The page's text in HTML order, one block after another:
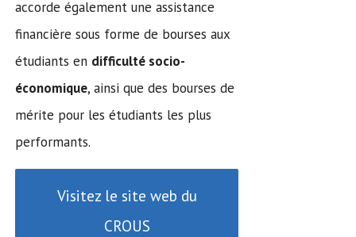
accorde également une assistance
financière sous forme de bourses aux
étudiants en difficulté socio-
économique, ainsi que des bourses de
mérite pour les étudiants les plus
performants.
Visitez le site web du
CROUS